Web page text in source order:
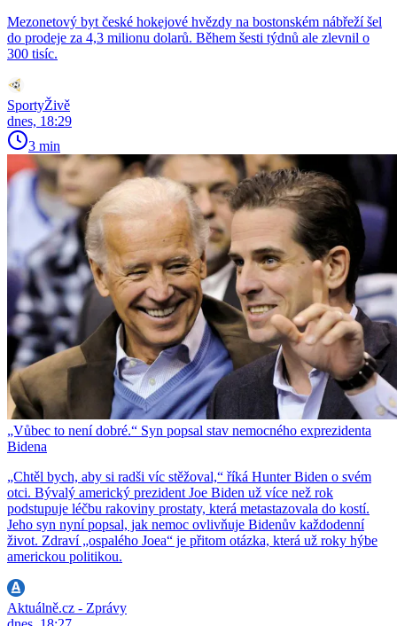
Mezonetový byt české hokejové hvězdy na bostonském nábřeží šel
do prodeje za 4,3 milionu dolarů. Během šesti týdnů ale zlevnil o
300 tisíc.
SportyŽivě
dnes, 18:29
3 min
„Vůbec to není dobré.“ Syn popsal stav nemocného exprezidenta
Bidena
„Chtěl bych, aby si radši víc stěžoval,“ říká Hunter Biden o svém
otci. Bývalý americký prezident Joe Biden už více než rok
podstupuje léčbu rakoviny prostaty, která metastazovala do kostí.
Jeho syn nyní popsal, jak nemoc ovlivňuje Bidenův každodenní
život. Zdraví „ospalého Joea“ je přitom otázka, která už roky hýbe
americkou politikou.
Aktuálně.cz - Zprávy